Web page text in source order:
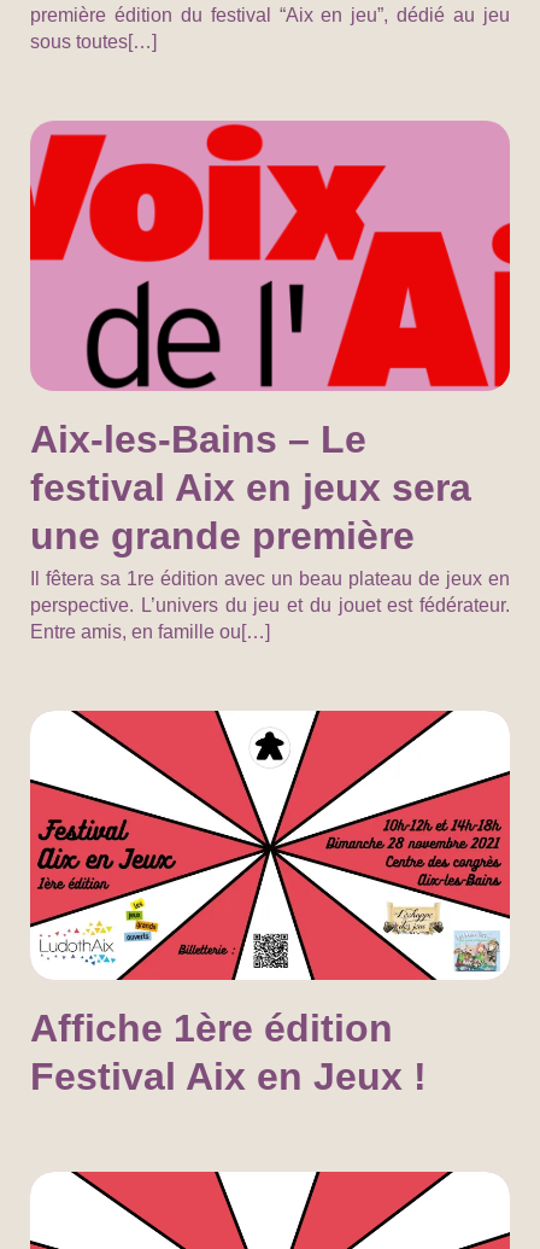
première édition du festival “Aix en jeu”, dédié au jeu
sous toutes[…]
Aix-les-Bains – Le
festival Aix en jeux sera
une grande première
Il fêtera sa 1re édition avec un beau plateau de jeux en
perspective. L’univers du jeu et du jouet est fédérateur.
Entre amis, en famille ou[…]
Affiche 1ère édition
Festival Aix en Jeux !